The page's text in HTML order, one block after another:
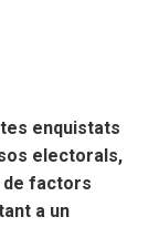
enquistats
electorals,
de factors
a un